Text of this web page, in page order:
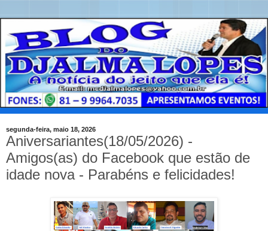
segunda-feira, maio 18, 2026
Aniversariantes(18/05/2026) -
Amigos(as) do Facebook que estão de
idade nova - Parabéns e felicidades!